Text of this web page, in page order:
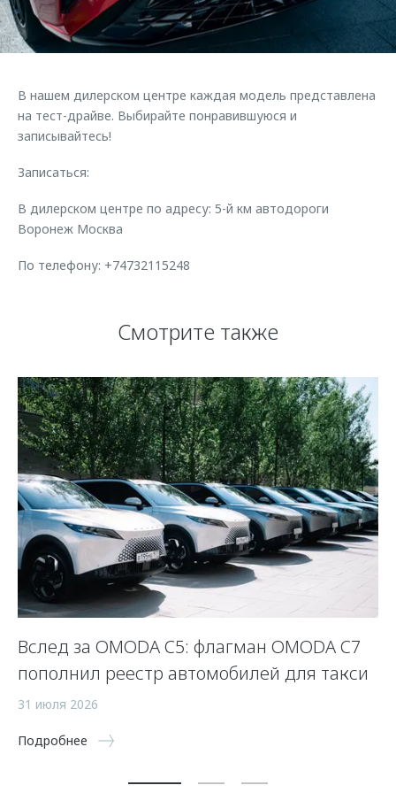
Страхование
Кредитный калькулятор
Одежда и сувениры
Оригинальные аксессуары
Трейд-ин
Калькулятор трейд-ин
Клиентская поддержка
O&J Автоклуб
Приложение O&J
Одежда и сувениры
Оригинальные аксессуары
Запчасти
Обратная связь
В нашем дилерском центре каждая модель представлена
на тест-драйве. Выбирайте понравившуюся и
записывайтесь!
Записаться:
В дилерском центре по адресу: 5-й км автодороги
Воронеж Москва
По телефону: +74732115248
Смотрите также
Вслед за OMODA C5: флагман OMODA C7
пополнил реестр автомобилей для такси
31 июля 2026
Подробнее